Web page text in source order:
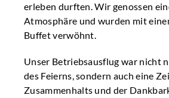
erleben durften. Wir genossen
Atmosphäre und wurden mit
Buffet verwöhnt.
Unser Betriebsausflug war nicht
des Feierns, sondern auch eine
Zusammenhalts und der